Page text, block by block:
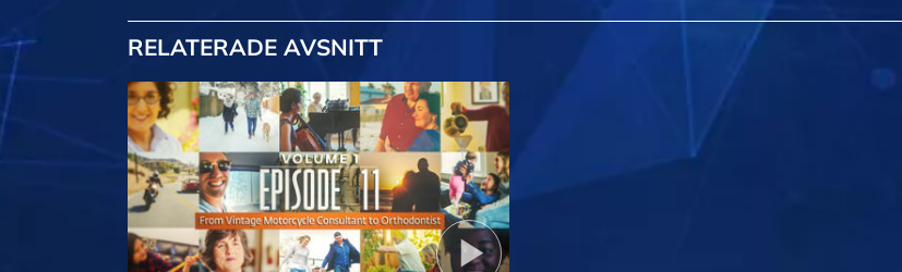
RELATERADE AVSNITT